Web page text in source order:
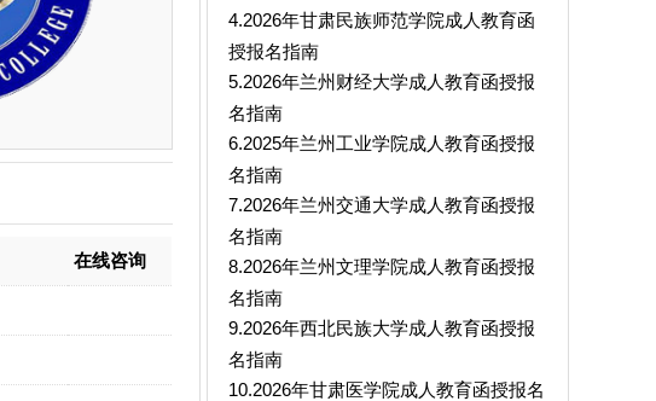
在线咨询
4.2026年甘肃民族师范学院成人教育函
授报名指南
5.2026年兰州财经大学成人教育函授报
名指南
6.2025年兰州工业学院成人教育函授报
名指南
7.2026年兰州交通大学成人教育函授报
名指南
8.2026年兰州文理学院成人教育函授报
名指南
9.2026年西北民族大学成人教育函授报
名指南
10.2026年甘肃医学院成人教育函授报名